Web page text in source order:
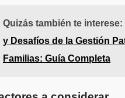
Quizás también te interese:
y Desafíos de la Gestión
Familias: Guía Completa